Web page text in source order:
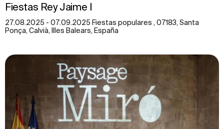
Fiestas Rey Jaime I
27.08.2025 - 07.09.2025 Fiestas populares , 07183, Santa
Ponça, Calvià, Illes Balears, España